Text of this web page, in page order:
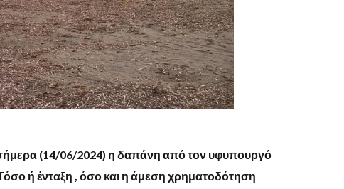
(14/06/2024) η δαπάνη από τον υφυπουργό
ή ένταξη , όσο και η άμεση χρηματοδότηση